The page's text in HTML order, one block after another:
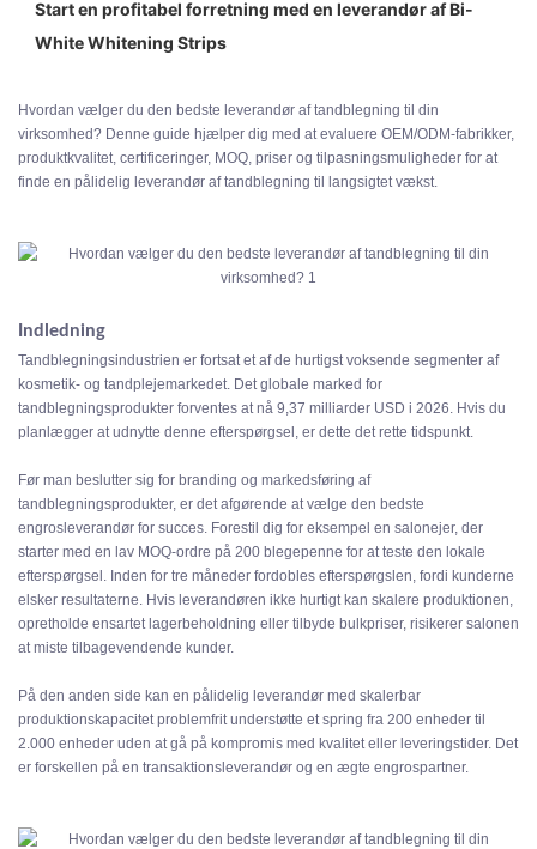
2. Produktvarianter, kvalitet, sikkerhed og certificering
3. Fleksibel tilpasning og muligheder for private label
5. Engrosvenlig support og partnerskab
6. Priser, betalingsbetingelser og gennemsigtighed
Start en profitabel forretning med en leverandør af Bi-
White Whitening Strips
Hvordan vælger du den bedste leverandør af tandblegning til din
virksomhed? Denne guide hjælper dig med at evaluere OEM/ODM-fabrikker,
produktkvalitet, certificeringer, MOQ, priser og tilpasningsmuligheder for at
finde en pålidelig leverandør af tandblegning til langsigtet vækst.
Indledning
Tandblegningsindustrien er fortsat et af de hurtigst voksende segmenter af
kosmetik- og tandplejemarkedet. Det globale marked for
tandblegningsprodukter forventes at nå 9,37 milliarder USD i 2026. Hvis du
planlægger at udnytte denne efterspørgsel, er dette det rette tidspunkt.
Før man beslutter sig for branding og markedsføring af
tandblegningsprodukter, er det afgørende at vælge den bedste
engrosleverandør for succes. Forestil dig for eksempel en salonejer, der
starter med en lav MOQ-ordre på 200 blegepenne for at teste den lokale
efterspørgsel. Inden for tre måneder fordobles efterspørgslen, fordi kunderne
elsker resultaterne. Hvis leverandøren ikke hurtigt kan skalere produktionen,
opretholde ensartet lagerbeholdning eller tilbyde bulkpriser, risikerer salonen
at miste tilbagevendende kunder.
På den anden side kan en pålidelig leverandør med skalerbar
produktionskapacitet problemfrit understøtte et spring fra 200 enheder til
2.000 enheder uden at gå på kompromis med kvalitet eller leveringstider. Det
er forskellen på en transaktionsleverandør og en ægte engrospartner.